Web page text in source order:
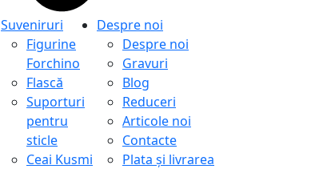
Suveniruri
Figurine
Forchino
Flască
Suporturi
pentru
sticle
Ceai Kusmi
Despre noi
Despre noi
Gravuri
Blog
Reduceri
Articole noi
Contacte
Plata și livrarea